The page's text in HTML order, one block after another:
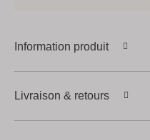
Information produit
Livraison & retours